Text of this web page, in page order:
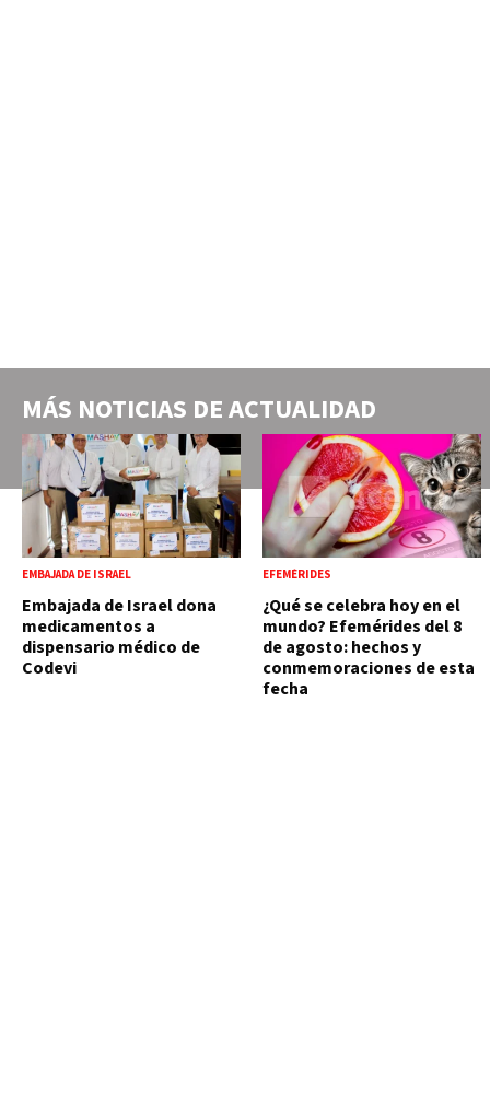
MÁS NOTICIAS DEACTUALIDAD
EMBAJADA DE ISRAEL
Embajada de Israel dona
medicamentos a
dispensario médico de
Codevi
EFEMÉRIDES
¿Qué se celebra hoy en el
mundo? Efemérides del 8
de agosto: hechos y
conmemoraciones de esta
fecha